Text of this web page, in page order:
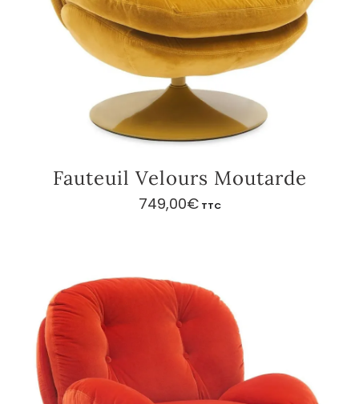
Fauteuil Velours Moutarde
749,00€ TTC